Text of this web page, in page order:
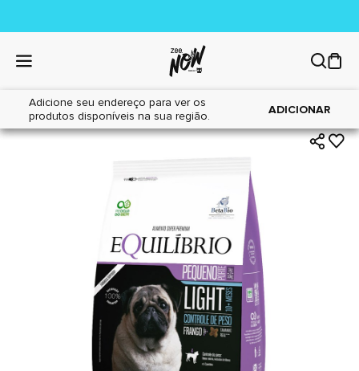
Adicione seu endereço para ver os
produtos disponíveis na sua região.
ADICIONAR
Home|Cães|Alimentos